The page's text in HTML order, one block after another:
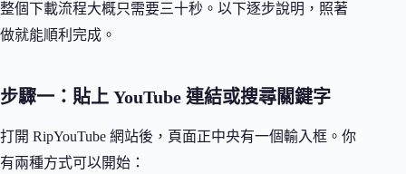
整個下載流程大概只需要三十秒。以下逐步說明，照著
做就能順利完成。
步驟一：貼上 YouTube 連結或搜尋關鍵字
打開 RipYouTube 網站後，頁面正中央有一個輸入框。你
有兩種方式可以開始：